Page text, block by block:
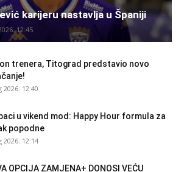
karijeru nastavlja u Španiji
12:45
trenera, Titograd predstavio novo
2026. 12:40
u vikend mod: Happy Hour formula za
popodne
2026. 12:14
OPCIJA ZAMJENA+ DONOSI VEĆU